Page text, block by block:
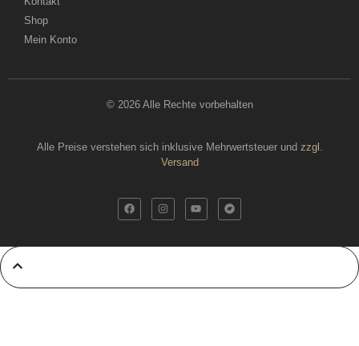
Shop
Mein Konto
© 2026 Alle Rechte vorbehalten
Alle Preise verstehen sich inklusive Mehrwertsteuer und zzgl.
Versand